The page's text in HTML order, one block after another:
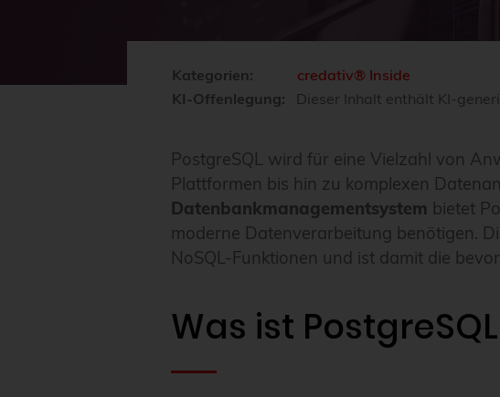
Kategorien:
credativ® Inside
KI-Offenlegung:
Dieser Inhalt enthält KI-
PostgreSQL wird für eine Vielzahl von
Plattformen bis hin zu komplexen
Datenbankmanagementsystem bietet
moderne Datenverarbeitung benötigen.
NoSQL-Funktionen und ist damit die
Was ist